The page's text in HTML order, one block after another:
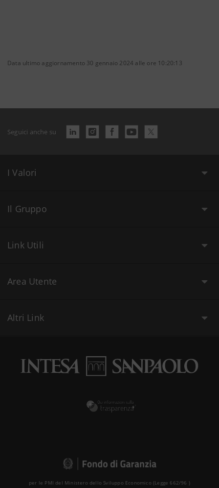
Data ultimo aggiornamento 30 gennaio 2024 alle ore 10:20:13
Seguici anche su
I Valori
Il Gruppo
Link Utili
Area Utente
Altri Link
per le PMI del Ministero dello Sviluppo Economico (Legge 662/96 )